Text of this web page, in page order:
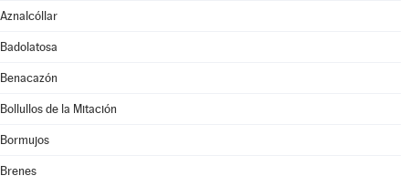
Aznalcóllar
Badolatosa
Benacazón
Bollullos de la Mitación
Bormujos
Brenes